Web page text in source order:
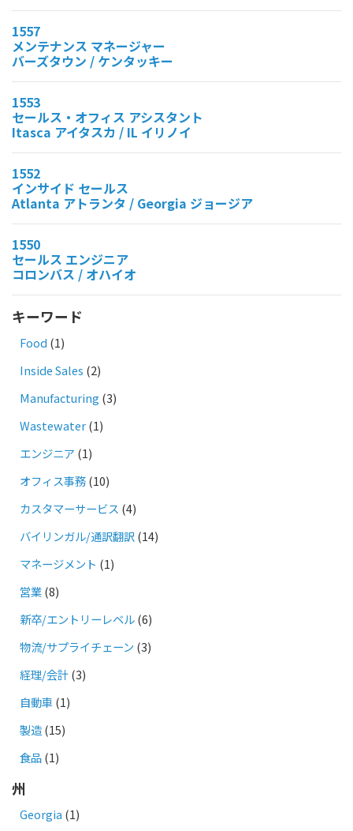
1557
メンテナンス マネージャー
バーズタウン / ケンタッキー
1553
セールス・オフィス アシスタント
Itasca アイタスカ / IL イリノイ
1552
インサイド セールス
Atlanta アトランタ / Georgia ジョージア
1550
セールス エンジニア
コロンバス / オハイオ
キーワード
Food (1)
Inside Sales (2)
Manufacturing (3)
Wastewater(1)
エンジニア (1)
オフィス事務(10)
カスタマーサービス (4)
バイリンガル/通訳翻訳 (14)
マネージメント (1)
営業(8)
新卒/エントリーレベル(6)
物流/サプライチェーン (3)
経理/会計(3)
自動車 (1)
製造(15)
食品(1)
州
Georgia (1)